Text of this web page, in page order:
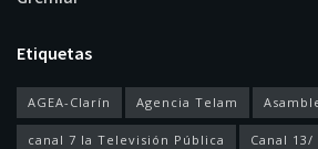
Etiquetas
AGEA-Clarín Agencia Telam
canal 7 la Televisión Pública Canal 13/